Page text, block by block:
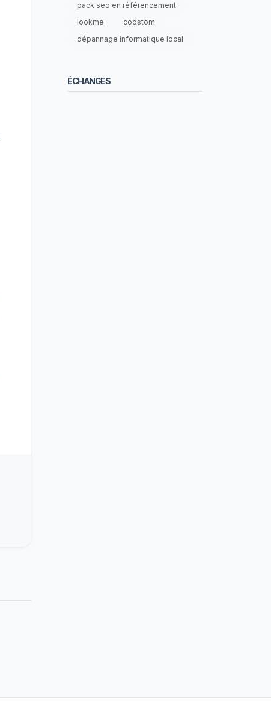
pack seo en référencement
lookme
coostom
dépannage informatique local
ÉCHANGES